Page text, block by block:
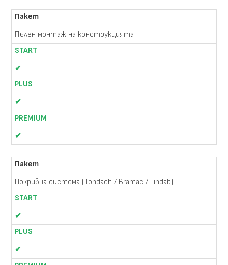
Пълен монтаж на конструкцията
✔
✔
✔
Покривна система (Tondach / Bramac / Lindab)
✔
✔